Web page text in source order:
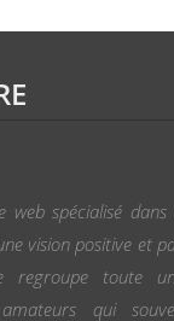
web spécialisé
vision positive et
regroupe toute
qui